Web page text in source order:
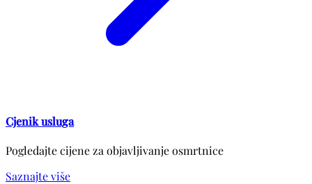
Cjenik usluga
Pogledajte cijene za objavljivanje osmrtnice
Saznajte više